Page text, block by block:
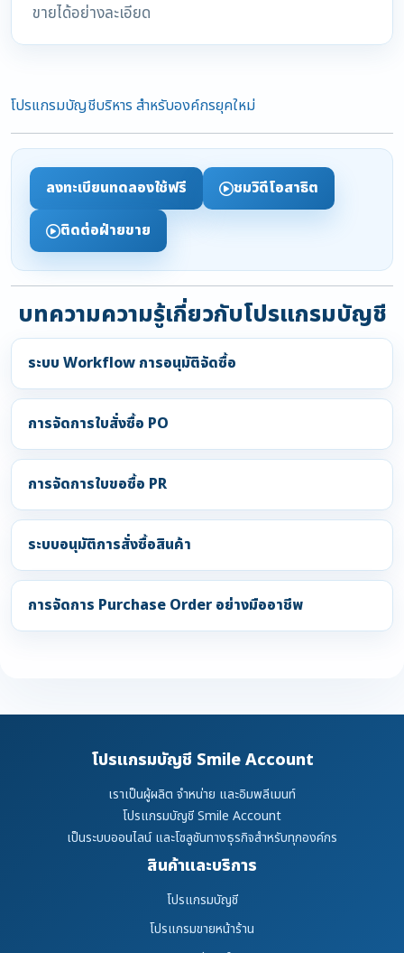
ขายได้อย่างละเอียด
โปรแกรมบัญชีบริหาร สำหรับองค์กรยุคใหม่
ลงทะเบียนทดลองใช้ฟรี
ชมวิดีโอสาธิต
ติดต่อฝ่ายขาย
บทความความรู้เกี่ยวกับโปรแกรมบัญชี
ระบบ Workflow การอนุมัติจัดซื้อ
การจัดการใบสั่งซื้อ PO
การจัดการใบขอซื้อ PR
ระบบอนุมัติการสั่งซื้อสินค้า
การจัดการ Purchase Order อย่างมืออาชีพ
โปรแกรมบัญชี Smile Account
เราเป็นผู้ผลิต จำหน่าย และอิมพลีเมนท์
โปรแกรมบัญชี Smile Account
เป็นระบบออนไลน์ และโซลูชันทางธุรกิจสำหรับทุกองค์กร
สินค้าและบริการ
โปรแกรมบัญชี
โปรแกรมขายหน้าร้าน